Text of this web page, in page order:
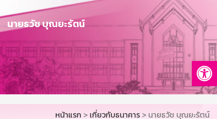
การพัฒนาที่ยั่งยืน
ข่าวสาร
บริการทางการเงิน
อื่นๆ
ติดต่อเรา
บริการออนไลน์
นายธวัช บุณยะรัตน์
หน้าแรก > เกี่ยวกับธนาคาร > นายธวัช บุณยะรัตน์